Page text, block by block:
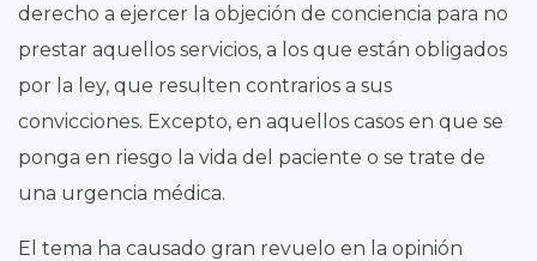
derecho a ejercer la objeción de conciencia para no
prestar aquellos servicios, a los que están obligados
por la ley, que resulten contrarios a sus
convicciones. Excepto, en aquellos casos en que se
ponga en riesgo la vida del paciente o se trate de
una urgencia médica.
El tema ha causado gran revuelo en la opinión